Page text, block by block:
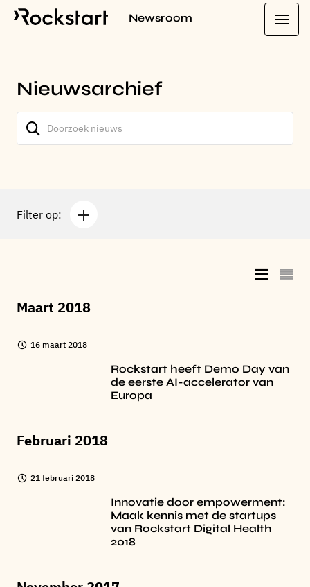
Newsroom
Nieuwsarchief
Filter op:
Maart 2018
16 maart 2018
Rockstart heeft Demo Day van
de eerste AI-accelerator van
Europa
Februari 2018
21 februari 2018
Innovatie door empowerment:
Maak kennis met de startups
van Rockstart Digital Health
2018